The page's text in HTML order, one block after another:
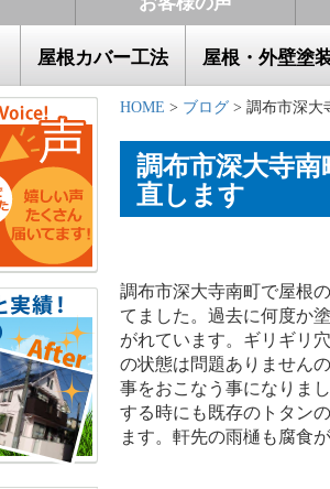
屋根カバー工法 屋根・外壁塗
HOME > ブログ > 調布市深大
調布市深大寺
直します
調布市深大寺南町で屋根
てました。過去に何度か
がれています。ギリギリ
の状態は問題ありません
事をおこなう事になりま
する時にも既存のトタン
ます。軒先の雨樋も腐食